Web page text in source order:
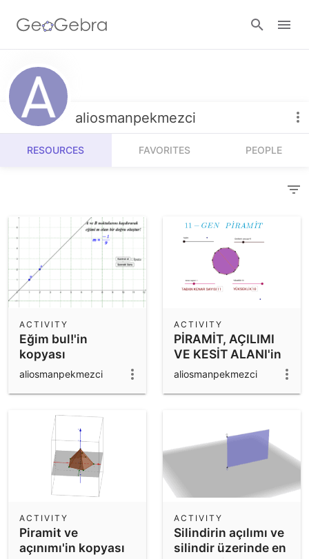
Resources
Number Sense
Algebra
Measurement
Operations
Probability and Statistics
Community Resources
Get started with our Resources
Calculators
Geometry
3D Calculator
Notes
App Downloads
Sign in
aliosmanpekmezci
RESOURCES FAVORITES PEOPLE
Eğim bul!'in
kopyası
ACTIVITY
aliosmanpekmezci
PİRAMİT, AÇILIMI
VE KESİT ALANI'in
kopyası
ACTIVITY
aliosmanpekmezci
Piramit ve
açınımı'in kopyası
ACTIVITY
Silindirin açılımı ve
silindir üzerinde en
ACTIVITY